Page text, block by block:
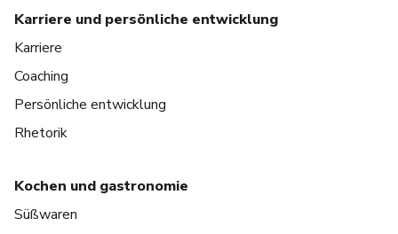
Karriere und persönliche entwicklung
Karriere
Coaching
Persönliche entwicklung
Rhetorik
Kochen und gastronomie
Süßwaren